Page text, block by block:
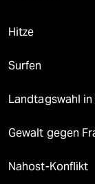
Hitze
Surfen
Landtagswahl
Gewalt gegen
Nahost-Konflikt